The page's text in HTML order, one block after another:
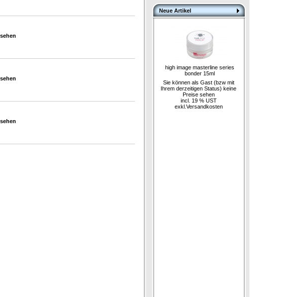
Neue Artikel
high image masterline series
bonder 15ml
Sie können als Gast (bzw mit
Ihrem derzeitigen Status) keine
Preise sehen
incl. 19 % UST
exkl. Versandkosten